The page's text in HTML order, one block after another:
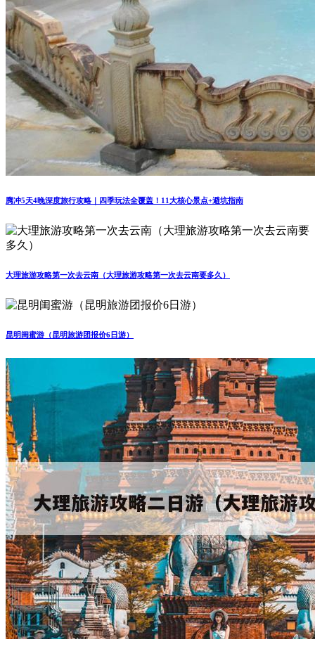
腾冲5天4晚深度旅行攻略｜四季玩法全覆盖！11大核心景点+避坑指南
大理旅游攻略第一次去云南（大理旅游攻略第一次去云南要多久）
昆明闺蜜游（昆明旅游团报价6日游）